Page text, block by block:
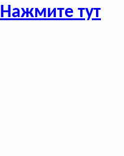
Нажмите тут